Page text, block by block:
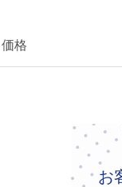
価格
お